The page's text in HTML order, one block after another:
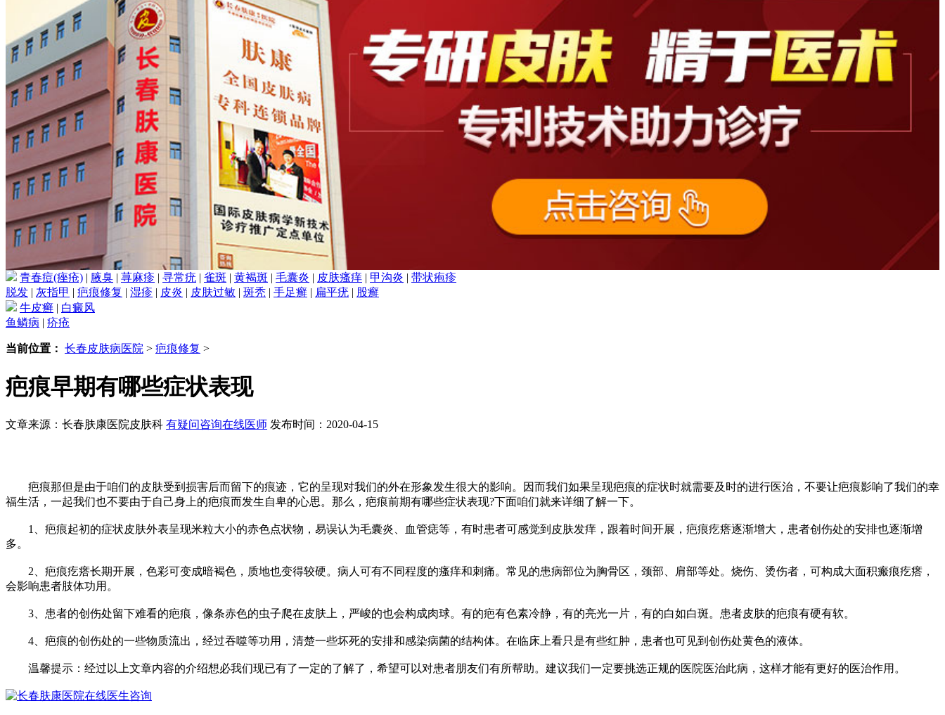
青春痘(痤疮) 腋臭 荨麻疹 寻常疣 雀斑 黄褐斑 毛囊炎 皮肤瘙痒 甲沟炎
带状疱疹
脱发
灰指甲 疤痕修复 湿疹 皮炎 皮肤过敏 斑秃 手足癣 扁平疣
股癣
牛皮癣
白癜风
鱼鳞病
疥疮
当前位置： 长春皮肤病医院 > 疤痕修复 >
疤痕早期有哪些症状表现
文章来源：长春肤康医院皮肤科 有疑问咨询在线医师 发布时间：2020-04-15
疤痕那但是由于咱们的皮肤受到损害后而留下的痕迹，它的呈现对我们的外在形象发生很大的影响。因而我们如果呈现疤痕的症状时就需要及时的进行医治，不要让疤痕影响了我们的幸
福生活，一起我们也不要由于自己身上的疤痕而发生自卑的心思。那么，疤痕前期有哪些症状表现?下面咱们就来详细了解一下。
1、疤痕起初的症状皮肤外表呈现米粒大小的赤色点状物，易误认为毛囊炎、血管痣等，有时患者可感觉到皮肤发痒，跟着时间开展，疤痕疙瘩逐渐增大，患者创伤处的安排也逐渐增
多。
2、疤痕疙瘩长期开展，色彩可变成暗褐色，质地也变得较硬。病人可有不同程度的瘙痒和刺痛。常见的患病部位为胸骨区，颈部、肩部等处。烧伤、烫伤者，可构成大面积瘢痕疙瘩，
会影响患者肢体功用。
3、患者的创伤处留下难看的疤痕，像条赤色的虫子爬在皮肤上，严峻的也会构成肉球。有的疤有色素冷静，有的亮光一片，有的白如白斑。患者皮肤的疤痕有硬有软。
4、疤痕的创伤处的一些物质流出，经过吞噬等功用，清楚一些坏死的安排和感染病菌的结构体。在临床上看只是有些红肿，患者也可见到创伤处黄色的液体。
温馨提示：经过以上文章内容的介绍想必我们现已有了一定的了解了，希望可以对患者朋友们有所帮助。建议我们一定要挑选正规的医院医治此病，这样才能有更好的医治作用。